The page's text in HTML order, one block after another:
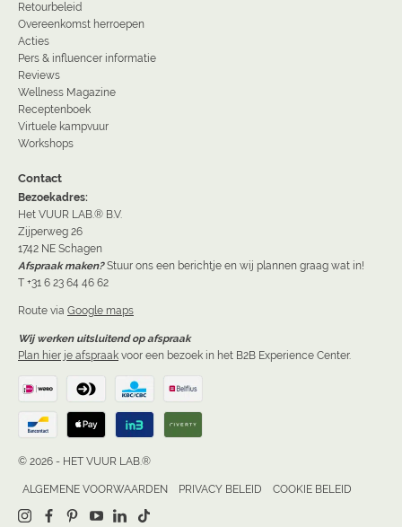
Retourbeleid
Overeenkomst herroepen
Acties
Pers & influencer informatie
Reviews
Wellness Magazine
Receptenboek
Virtuele kampvuur
Workshops
Contact
Bezoekadres:
Het VUUR LAB.® B.V.
Zijperweg 26
1742 NE Schagen
Afspraak maken? Stuur ons een berichtje en wij plannen graag wat in!
T +31 6 23 64 46 62
Route via Google maps
Wij werken uitsluitend op afspraak
Plan hier je afspraak voor een bezoek in het B2B Experience Center.
© 2026 - HET VUUR LAB.®
ALGEMENE VOORWAARDEN PRIVACY BELEID COOKIE BELEID